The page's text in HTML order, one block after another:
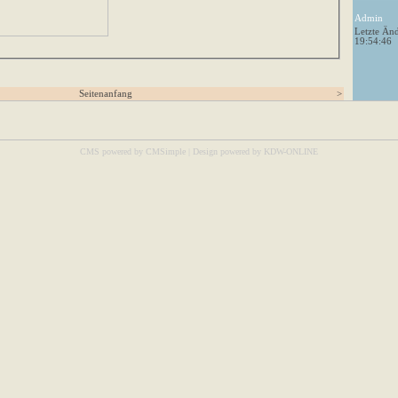
Seitenanfang >
Admin
Letzte
19:54:46
CMS powered by CMSimple Design powered by KDW-ONLINE